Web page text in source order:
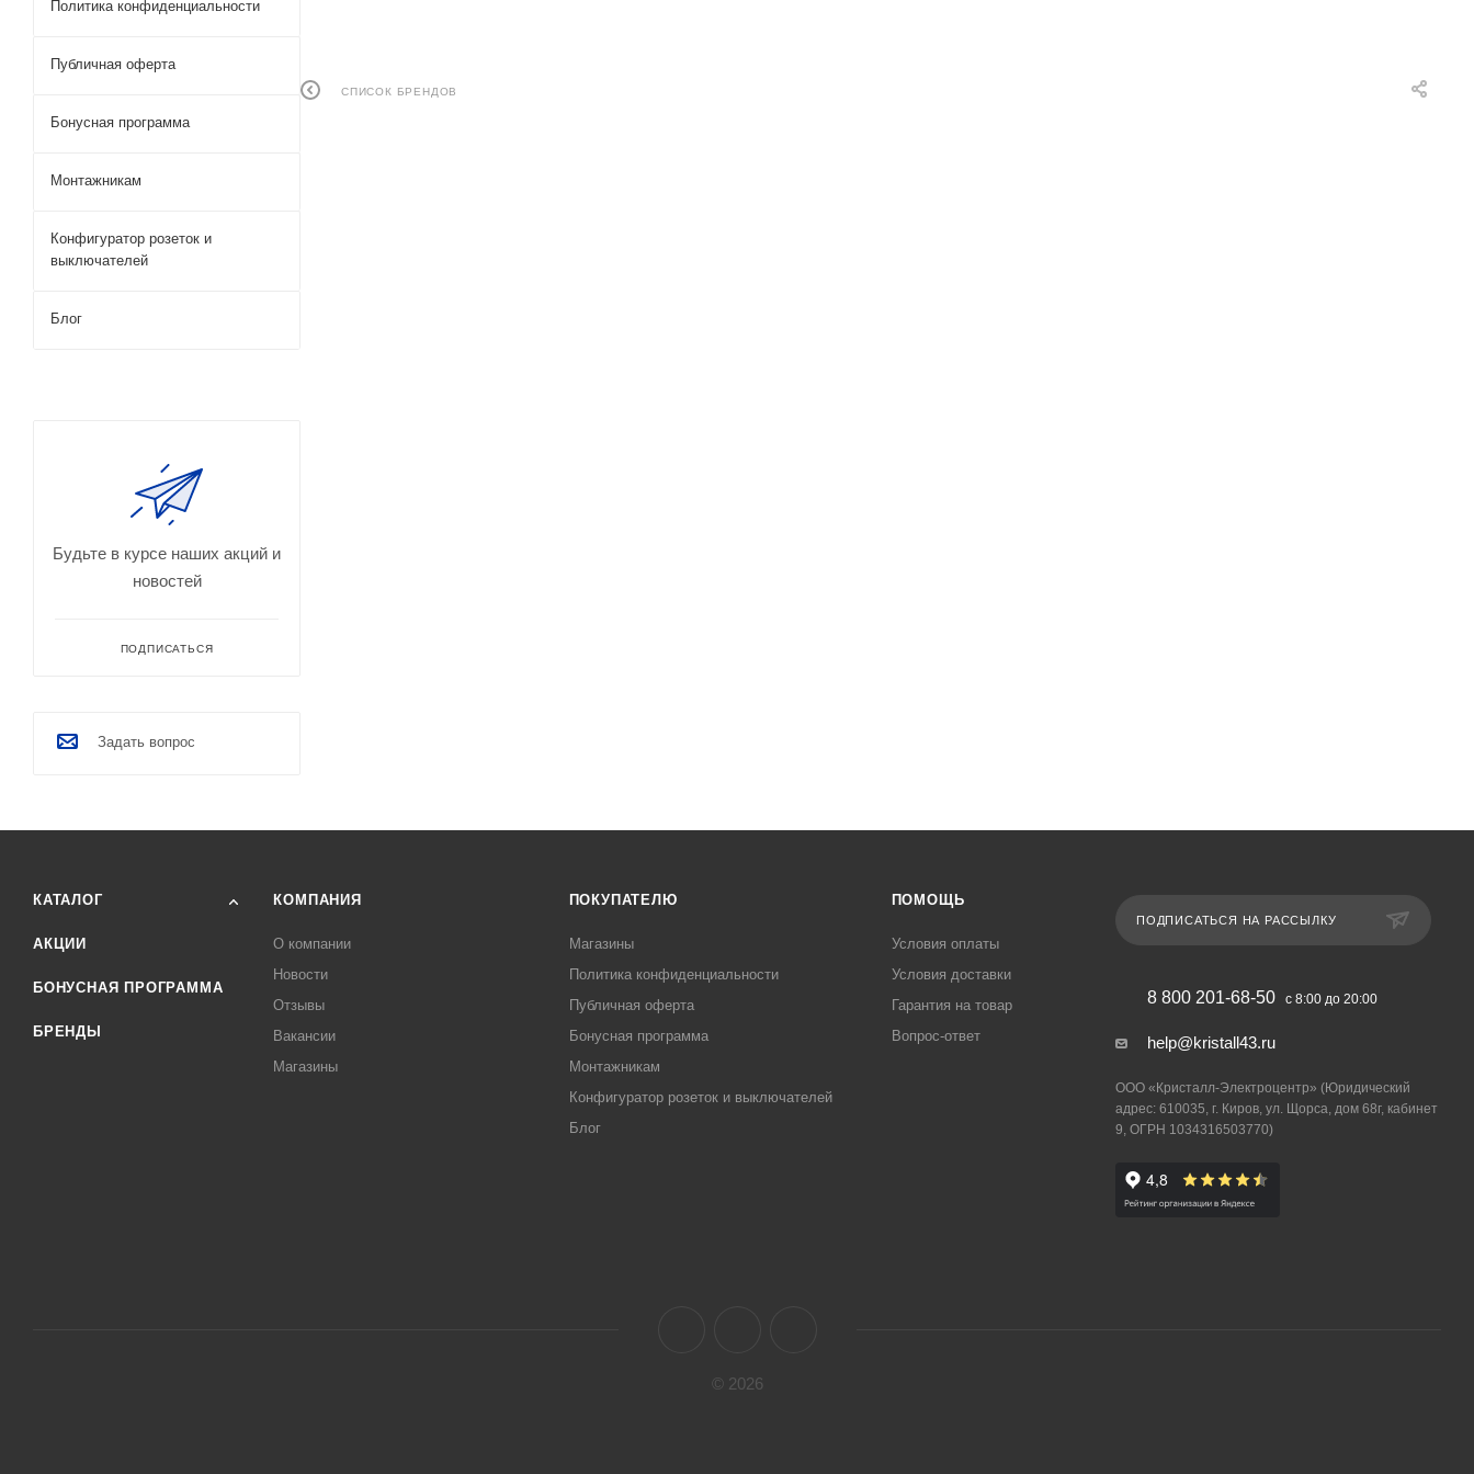
СПИСОК БРЕНДОВ
Политика конфиденциальности
Публичная оферта
Бонусная программа
Монтажникам
Конфигуратор розеток и
выключателей
Блог
Будьте в курсе наших акций и
новостей
ПОДПИСАТЬСЯ
Задать вопрос
КАТАЛОГ
АКЦИИ
БОНУСНАЯ ПРОГРАММА
БРЕНДЫ
КОМПАНИЯ
О компании
Новости
Отзывы
Вакансии
Магазины
ПОКУПАТЕЛЮ
Магазины
Политика конфиденциальности
Публичная оферта
Бонусная программа
Монтажникам
Конфигуратор розеток и выключателей
Блог
ПОМОЩЬ
Условия оплаты
Условия доставки
Гарантия на товар
Вопрос-ответ
ПОДПИСАТЬСЯ НА РАССЫЛКУ
8 800 201-68-50 с 8:00 до 20:00
help@kristall43.ru
ООО «Кристалл-Электроцентр» (Юридический
адрес: 610035, г. Киров, ул. Щорса, дом 68г, кабинет
9, ОГРН 1034316503770)
© 2026